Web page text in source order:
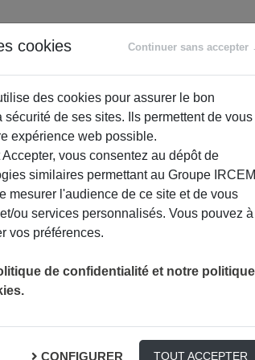
ACCOMPAGNEMENT
cookies Continuer sans accepter
des cookies pour assurer le bon
sécurité de ses sites. Ils permettent de vous
expérience web possible.
vous consentez au dépôt de
similaires permettant au Groupe IRCEM
mesurer l'audience de ce site et de vous
ou services personnalisés. Vous pouvez à
vos préférences.
de confidentialité et notre politique
CONFIGURER TOUT ACCEPTER